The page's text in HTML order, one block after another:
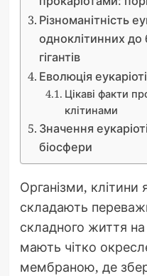
Різноманітність
одноклітинних до
гігантів
Еволюція
Цікаві факти
клітинами
Значення
біосфери
Організми, клітини
складають
складного життя на
мають чітко
мембраною, де